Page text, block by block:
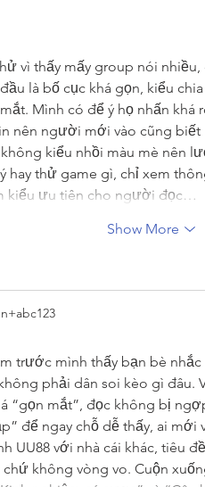
vì thấy mấy group nói
là bố cục khá gọn, kiểu
Mình có để ý họ nhấn
nên người mới vào cũng
kiểu nhồi màu mè nên
hay thử game gì, chỉ xem
kiểu ưu tiên cho người đọc…
Show More
trước mình thấy bạn bè
phải dân soi kèo gì đâu.
“gọn mắt”, đọc không bị
để ngay chỗ dễ thấy, ai
UU88 với nhà cái khác, tiêu
chứ không vòng vo. Cuộn